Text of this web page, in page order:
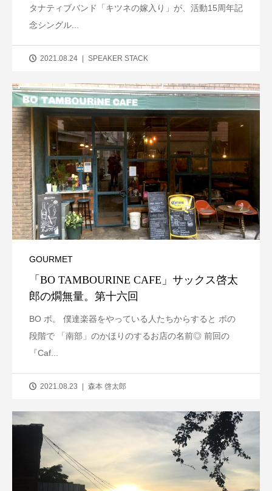
タナティブバンド「キツネの嫁入り」が、活動15周年記
念シングル...
2021.08.24 SPEAKER STACK
GOURMET
「BO TAMBOURINE CAFE」サックス啓太
郎の燗無量。第十六回
BO ボ。 僕達楽器をやっている人たちからすると ボの
段階で 「南部」のかほりのするお店の名前◎ 前回の
『Caf...
2021.08.23 森本 啓太郎